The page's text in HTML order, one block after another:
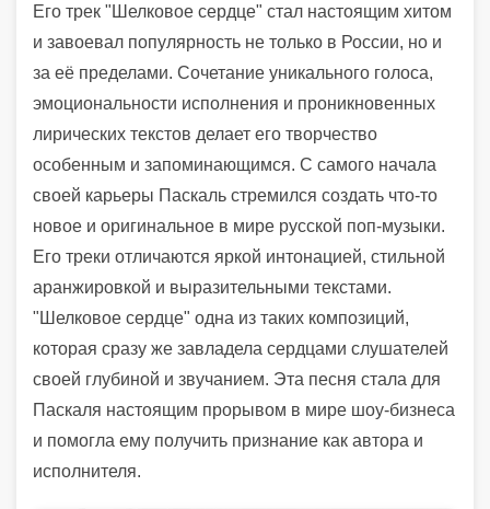
Его трек "Шелковое сердце" стал настоящим хитом
и завоевал популярность не только в России, но и
за её пределами. Сочетание уникального голоса,
эмоциональности исполнения и проникновенных
лирических текстов делает его творчество
особенным и запоминающимся. С самого начала
своей карьеры Паскаль стремился создать что-то
новое и оригинальное в мире русской поп-музыки.
Его треки отличаются яркой интонацией, стильной
аранжировкой и выразительными текстами.
"Шелковое сердце" одна из таких композиций,
которая сразу же завладела сердцами слушателей
своей глубиной и звучанием. Эта песня стала для
Паскаля настоящим прорывом в мире шоу-бизнеса
и помогла ему получить признание как автора и
исполнителя.